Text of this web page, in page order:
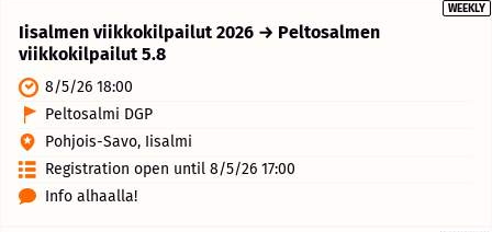
Iisalmen viikkokilpailut 2026 → Peltosalmen
viikkokilpailut 5.8
WEEKLY
8/5/26 18:00
Peltosalmi DGP
Pohjois-Savo, Iisalmi
Registration open until 8/5/26 17:00
Info alhaalla!